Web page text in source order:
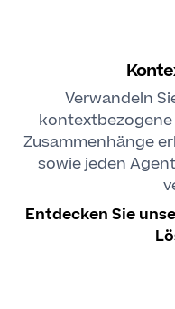
Verwandeln
Zusammenhänge
sowie jeden
Entdecken Sie